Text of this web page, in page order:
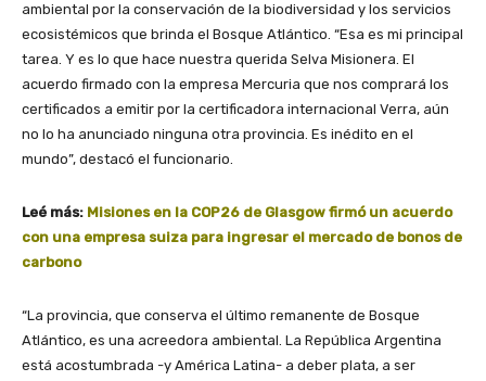
ambiental por la conservación de la biodiversidad y los servicios
ecosistémicos que brinda el Bosque Atlántico. “Esa es mi principal
tarea. Y es lo que hace nuestra querida Selva Misionera. El
acuerdo firmado con la empresa Mercuria que nos comprará los
certificados a emitir por la certificadora internacional Verra, aún
no lo ha anunciado ninguna otra provincia. Es inédito en el
mundo”, destacó el funcionario.
Leé más: Misiones en la COP26 de Glasgow firmó un acuerdo
con una empresa suiza para ingresar el mercado de bonos de
carbono
“La provincia, que conserva el último remanente de Bosque
Atlántico, es una acreedora ambiental. La República Argentina
está acostumbrada -y América Latina- a deber plata, a ser